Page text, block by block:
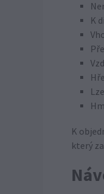
K
K
který